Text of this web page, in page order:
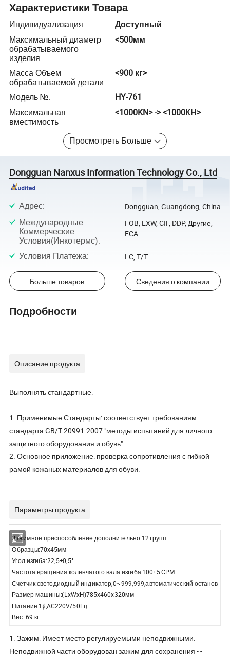
Характеристики Товара
Индивидуализация
Доступный
Максимальный диаметр
обрабатываемого
изделия
<500мм
Масса Объем
обрабатываемой детали
<900 кг>
Модель №.
HY-761
Максимальная
вместимость
<1000KN> -> <1000КН>
Просмотреть Больше
Dongguan Nanxus Information Technology Co., Ltd
Адрес: Dongguan, Guangdong, China
Международные
Коммерческие
Условия(Инкотермс):
FOB, EXW, CIF, DDP, Другие,
FCA
Условия Платежа: LC, T/T
Больше товаров Сведения о компании
Подробности
Описание продукта
Выполнять стандартные:
1. Применимые Стандарты: соответствует требованиям
стандарта GB/T 20991-2007 "методы испытаний для личного
защитного оборудования и обувь".
2. Основное приложение: проверка сопротивления с гибкой
рамой кожаных материалов для обуви.
Параметры продукта
Зажимное приспособление дополнительно:12 групп
Образцы:70x45мм
Угол изгиба:22,5±0,5°
Частота вращения коленчатого вала изгиба:100±5 CPM
Счетчик:светодиодный индикатор,0~999,999,автоматический останов
Размер машины:(LxWxH)785x460x320мм
Питание:1∮,AC220V/50Гц
Вес: 69 кг
1. Зажим: Имеет место регулируемыми неподвижными.
Неподвижной части оборудован зажим для сохранения - -